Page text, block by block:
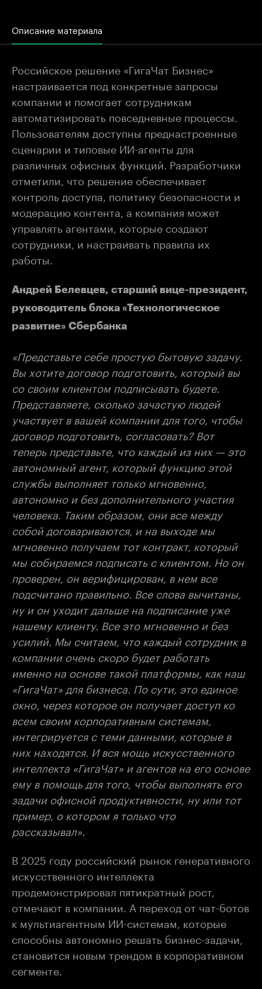
Описание материала
Российское решение «ГигаЧат Бизнес»
настраивается под конкретные запросы
компании и помогает сотрудникам
автоматизировать повседневные процессы.
Пользователям доступны преднастроенные
сценарии и типовые ИИ-агенты для
различных офисных функций. Разработчики
отметили, что решение обеспечивает
контроль доступа, политику безопасности и
модерацию контента, а компания может
управлять агентами, которые создают
сотрудники, и настраивать правила их
работы.
Андрей Белевцев, старший вице-президент,
руководитель блока «Технологическое
развитие» Сбербанка
«Представьте себе простую бытовую задачу.
Вы хотите договор подготовить, который вы
со своим клиентом подписывать будете.
Представляете, сколько зачастую людей
участвует в вашей компании для того, чтобы
договор подготовить, согласовать? Вот
теперь представьте, что каждый из них — это
автономный агент, который функцию этой
службы выполняет только мгновенно,
автономно и без дополнительного участия
человека. Таким образом, они все между
собой договариваются, и на выходе мы
мгновенно получаем тот контракт, который
мы собираемся подписать с клиентом. Но он
проверен, он верифицирован, в нем все
подсчитано правильно. Все слова вычитаны,
ну и он уходит дальше на подписание уже
нашему клиенту. Все это мгновенно и без
усилий. Мы считаем, что каждый сотрудник в
компании очень скоро будет работать
именно на основе такой платформы, как наш
«ГигаЧат» для бизнеса. По сути, это единое
окно, через которое он получает доступ ко
всем своим корпоративным системам,
интегрируется с теми данными, которые в
них находятся. И вся мощь искусственного
интеллекта «ГигаЧат» и агентов на его основе
ему в помощь для того, чтобы выполнять его
задачи офисной продуктивности, ну или тот
пример, о котором я только что
рассказывал».
В 2025 году российский рынок генеративного
искусственного интеллекта
продемонстрировал пятикратный рост,
отмечают в компании. А переход от чат-ботов
к мультиагентным ИИ-системам, которые
способны автономно решать бизнес-задачи,
становится новым трендом в корпоративном
сегменте.